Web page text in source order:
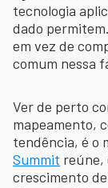
tecnologia
dado
em vez de
comum nessa
Ver de perto
mapeamento,
tendência, é o
Summit reúne,
crescimento